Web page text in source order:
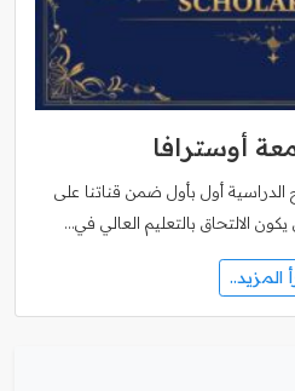
أوسترافا
الدراسية أول بأول ضمن قناتنا على
يكون الالتحاق بالتعليم العالي في…
المزيد..